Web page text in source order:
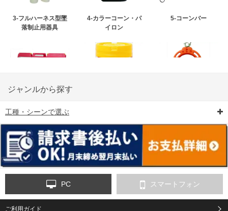
3-フルハーネス型墜
落制止用器具
4-カラーコーン・パ
イロン
5-コーンバー
6-矢印板/LED矢印板
ンス
ジャンルから探す
工種・シーンで選ぶ
PC スマートフォン
ご利用ガイド